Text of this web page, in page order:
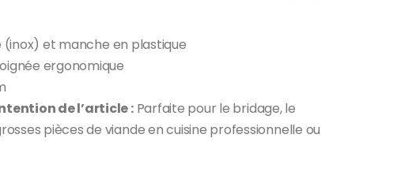
et manche en plastique
ergonomique
de l’article :Parfaite pour le bridage, le
pièces de viande en cuisine professionnelle ou